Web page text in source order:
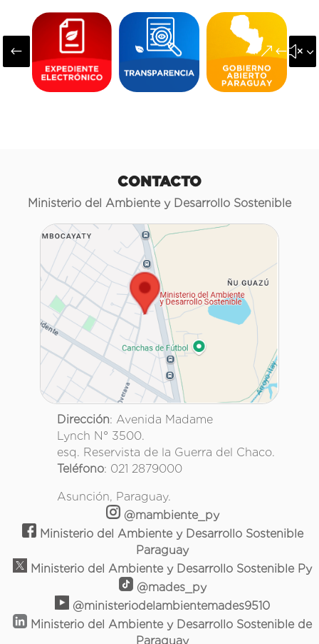
#
CONTACTO
Ministerio del Ambiente y Desarrollo Sostenible
Dirección: Avenida Madame
Lynch N° 3500.
esq. Reservista de la Guerra del Chaco.
Teléfono: 021 2879000
Asunción, Paraguay.
@mambiente_py
Ministerio del Ambiente y Desarrollo Sostenible
Paraguay
Ministerio del Ambiente y Desarrollo Sostenible Py
@mades_py
@ministeriodelambientemades9510
Ministerio del Ambiente y Desarrollo Sostenible de
Paraguay